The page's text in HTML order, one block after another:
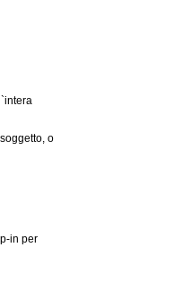
o
in per